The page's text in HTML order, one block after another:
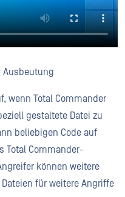
Ausbeutung
wenn Total Commander
gestaltete Datei zu
beliebigen Code auf
Total Commander-
können weitere
für weitere Angriffe